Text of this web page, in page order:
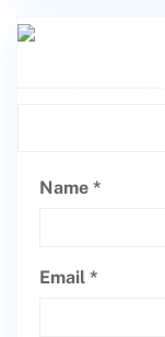
Name *
Email *